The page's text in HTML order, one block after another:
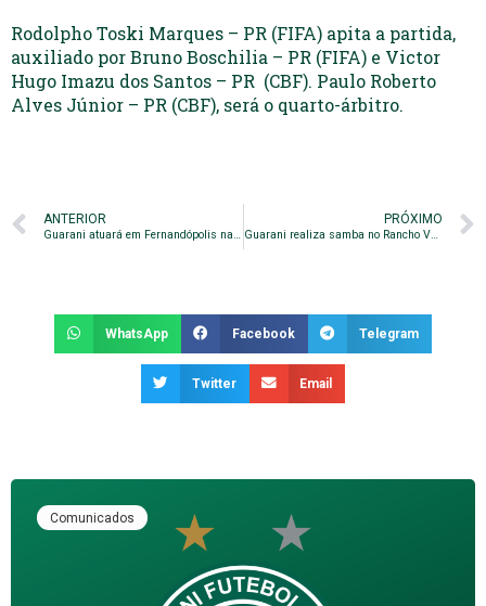
Rodolpho Toski Marques – PR (FIFA) apita a partida,
auxiliado por Bruno Boschilia – PR (FIFA) e Victor
Hugo Imazu dos Santos – PR (CBF). Paulo Roberto
Alves Júnior – PR (CBF), será o quarto-árbitro.
ANTERIOR
Guarani atuará em Fernandópolis na Copa São Paulo 2018
PRÓXIMO
Guarani realiza samba no Rancho Verde
WhatsApp Facebook Telegram
Twitter Email
Comunicados